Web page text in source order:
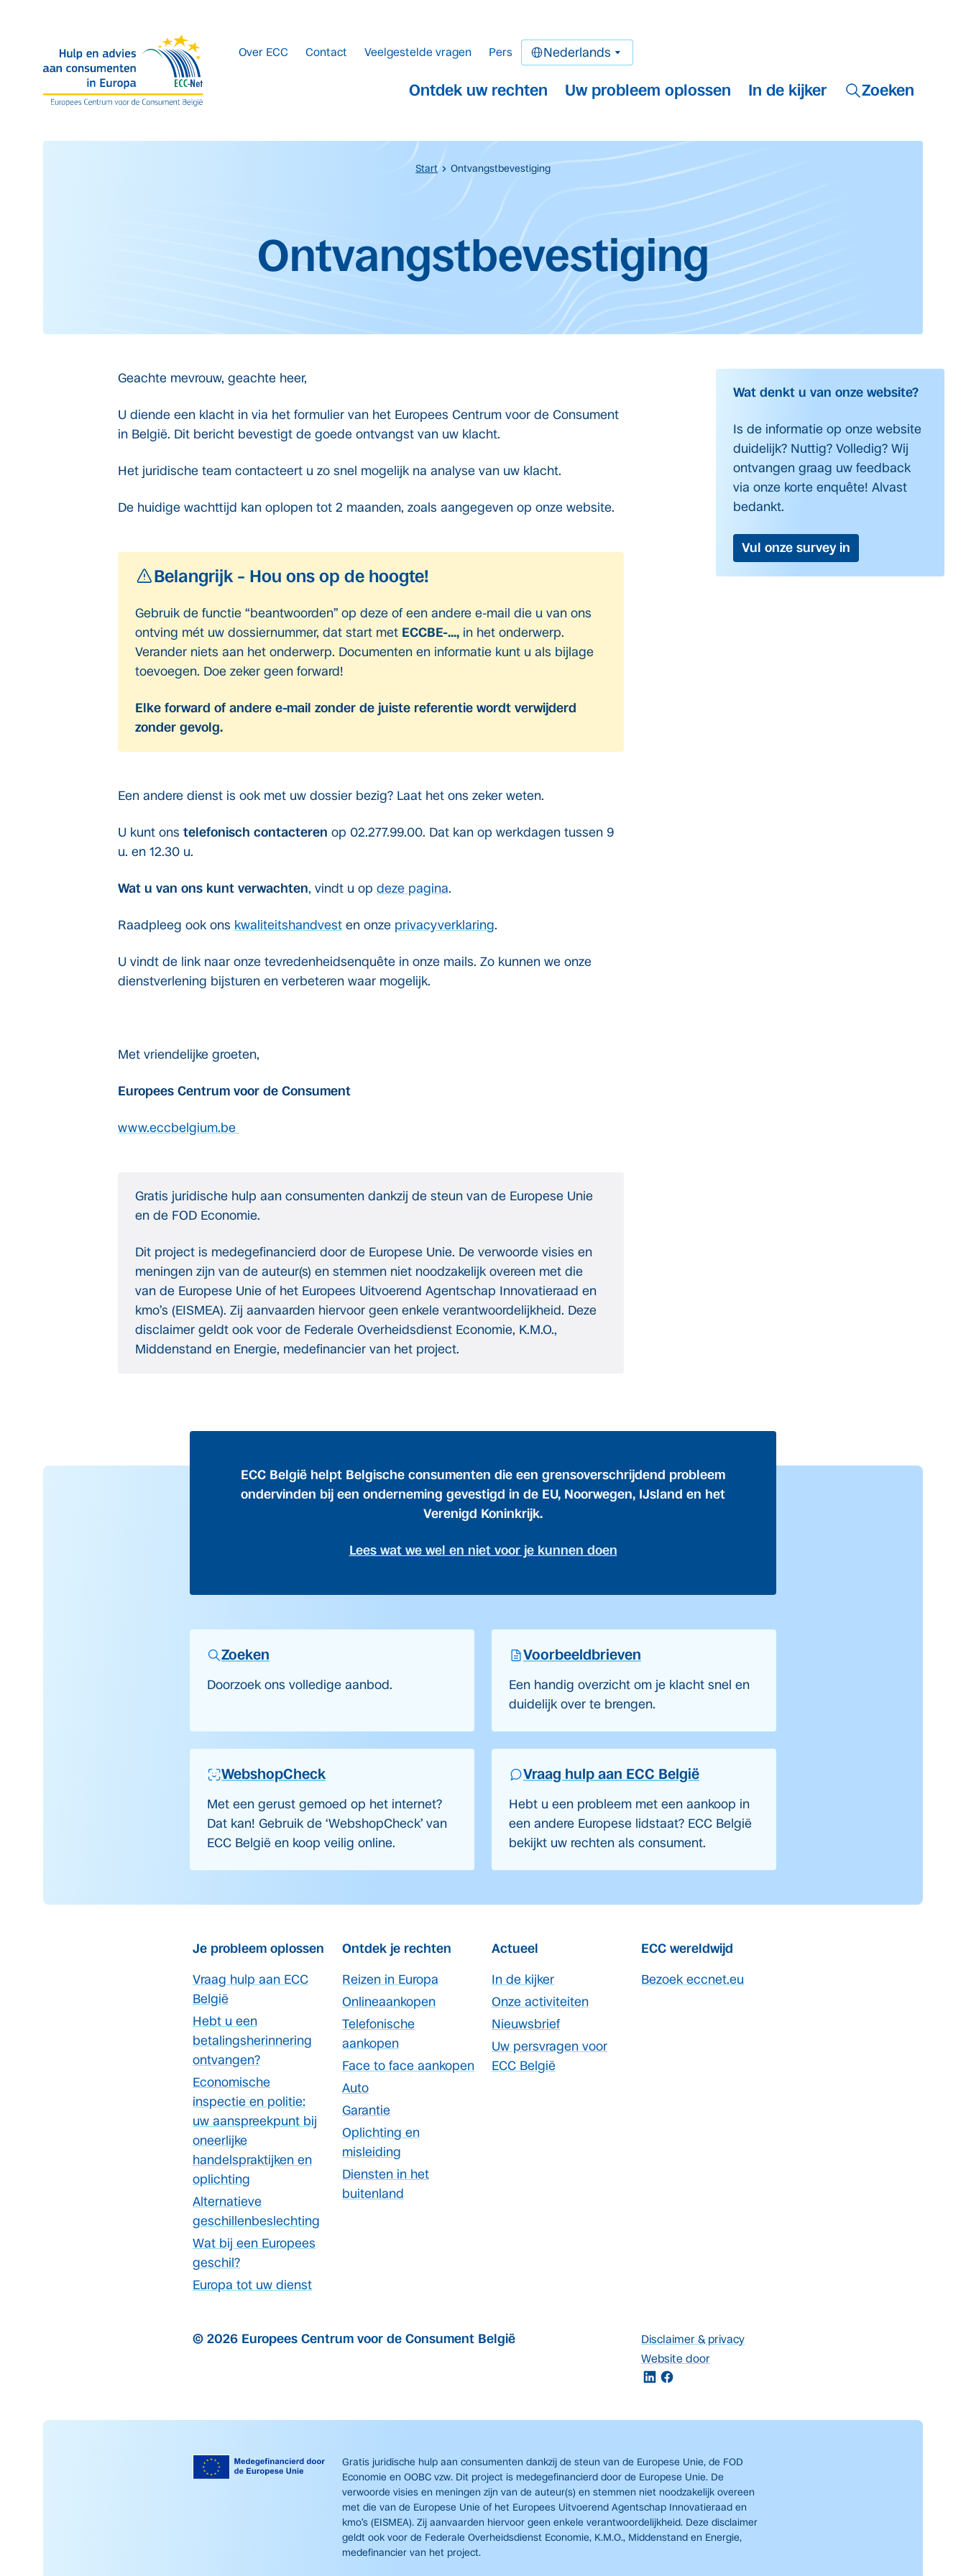
Ontdek uw rechten Uw probleem oplossen In de kijker Zoeken
Over ECC Contact Veelgestelde vragen Pers Nederlands
Start Ontvangstbevestiging
Ontvangstbevestiging
Geachte mevrouw, geachte heer,
U diende een klacht in via het formulier van het Europees Centrum voor de Consument
in België. Dit bericht bevestigt de goede ontvangst van uw klacht.
Het juridische team contacteert u zo snel mogelijk na analyse van uw klacht.
De huidige wachttijd kan oplopen tot 2 maanden, zoals aangegeven op onze website.
Belangrijk – Hou ons op de hoogte!
Gebruik de functie “beantwoorden” op deze of een andere e-mail die u van ons
ontving mét uw dossiernummer, dat start met ECCBE-…, in het onderwerp.
Verander niets aan het onderwerp. Documenten en informatie kunt u als bijlage
toevoegen. Doe zeker geen forward!
Elke forward of andere e-mail zonder de juiste referentie wordt verwijderd
zonder gevolg.
Een andere dienst is ook met uw dossier bezig? Laat het ons zeker weten.
U kunt ons telefonisch contacteren op 02.277.99.00. Dat kan op werkdagen tussen 9
u. en 12.30 u.
Wat u van ons kunt verwachten, vindt u op deze pagina.
Raadpleeg ook ons kwaliteitshandvest en onze privacyverklaring.
U vindt de link naar onze tevredenheidsenquête in onze mails. Zo kunnen we onze
dienstverlening bijsturen en verbeteren waar mogelijk.
Met vriendelijke groeten,
Europees Centrum voor de Consument
www.eccbelgium.be
Gratis juridische hulp aan consumenten dankzij de steun van de Europese Unie
en de FOD Economie.
Dit project is medegefinancierd door de Europese Unie. De verwoorde visies en
meningen zijn van de auteur(s) en stemmen niet noodzakelijk overeen met die
van de Europese Unie of het Europees Uitvoerend Agentschap Innovatieraad en
kmo’s (EISMEA). Zij aanvaarden hiervoor geen enkele verantwoordelijkheid. Deze
disclaimer geldt ook voor de Federale Overheidsdienst Economie, K.M.O.,
Middenstand en Energie, medefinancier van het project.
Wat denkt u van onze website?
Is de informatie op onze website
duidelijk? Nuttig? Volledig? Wij
ontvangen graag uw feedback
via onze korte enquête! Alvast
bedankt.
Vul onze survey in
ECC België helpt Belgische consumenten die een grensoverschrijdend probleem
ondervinden bij een onderneming gevestigd in de EU, Noorwegen, IJsland en het
Verenigd Koninkrijk.
Lees wat we wel en niet voor je kunnen doen
Zoeken
Doorzoek ons volledige aanbod.
Voorbeeldbrieven
Een handig overzicht om je klacht snel en
duidelijk over te brengen.
WebshopCheck
Met een gerust gemoed op het internet?
Dat kan! Gebruik de ‘WebshopCheck’ van
ECC België en koop veilig online.
Vraag hulp aan ECC België
Hebt u een probleem met een aankoop in
een andere Europese lidstaat? ECC België
bekijkt uw rechten als consument.
Je probleem oplossen
Vraag hulp aan ECC
België
Hebt u een
betalingsherinnering
ontvangen?
Economische
inspectie en politie:
uw aanspreekpunt bij
oneerlijke
handelspraktijken en
oplichting
Alternatieve
geschillenbeslechting
Wat bij een Europees
geschil?
Europa tot uw dienst
Ontdek je rechten
Reizen in Europa
Onlineaankopen
Telefonische
aankopen
Face to face aankopen
Auto
Garantie
Oplichting en
misleiding
Diensten in het
buitenland
Actueel
In de kijker
Onze activiteiten
Nieuwsbrief
Uw persvragen voor
ECC België
ECC wereldwijd
Bezoek eccnet.eu
© 2026 Europees Centrum voor de Consument België
Disclaimer & privacy
Website door
Gratis juridische hulp aan consumenten dankzij de steun van de Europese Unie, de FOD
Economie en OOBC vzw. Dit project is medegefinancierd door de Europese Unie. De
verwoorde visies en meningen zijn van de auteur(s) en stemmen niet noodzakelijk overeen
met die van de Europese Unie of het Europees Uitvoerend Agentschap Innovatieraad en
kmo’s (EISMEA). Zij aanvaarden hiervoor geen enkele verantwoordelijkheid. Deze disclaimer
geldt ook voor de Federale Overheidsdienst Economie, K.M.O., Middenstand en Energie,
medefinancier van het project.